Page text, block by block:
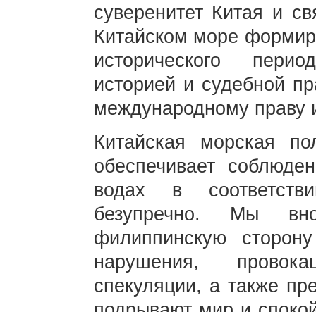
суверенитет Китая и
Китайском море
исторического
историей и судебной
международному праву
Китайская морская
обеспечивает
водах в
безупречно. Мы
филиппинскую
нарушения,
спекуляции, а также